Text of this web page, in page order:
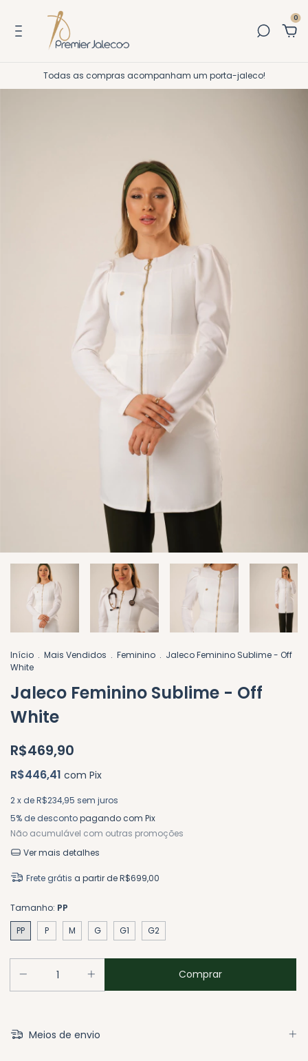
0
Todas as compras acompanham um porta-jaleco!
Início . Mais Vendidos . Feminino . Jaleco Feminino Sublime - Off
White
Jaleco Feminino Sublime - Off
White
R$469,90
R$446,41 com Pix
2x deR$234,95 sem juros
5% de descontopagando com Pix
Não acumulável com outras promoções
Ver mais detalhes
Frete grátis a partir deR$699,00
Tamanho: PP
PP
P M G G1 G2
Meios de envio